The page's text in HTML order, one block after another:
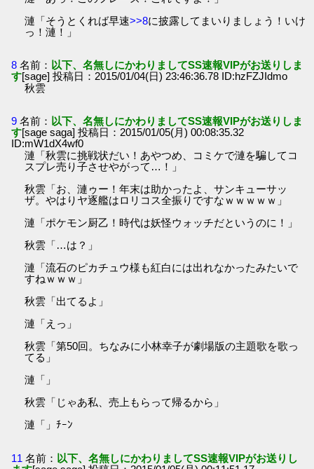
漣「そうとくれば早速>>8に披露してまいりましょう！いけ
っ！漣！」
8 名前： 以下、名無しにかわりましてSS速報VIPがお送りしま
す[sage] 投稿日：2015/01/04(日) 23:46:36.78 ID:hzFZJIdmo
秋雲
9 名前： 以下、名無しにかわりましてSS速報VIPがお送りしま
す[sage saga] 投稿日：2015/01/05(月) 00:08:35.32
ID:mW1dX4wf0
漣「秋雲に挑戦状だい！あやつめ、コミケで漣を騙してコ
スプレ売り子させやがって…！」
秋雲「お、漣ゥー！年末は助かったよ、サンキューサッ
ザ。やはりヤ逐艦はロリコス全振りですなｗｗｗｗｗ」
漣「ポケモン厨乙！時代は妖怪ウォッチだというのに！」
秋雲「…は？」
漣「流石のピカチュウ様も紅白には出れなかったみたいで
すねｗｗｗ」
秋雲「出てるよ」
漣「えっ」
秋雲「第50回。ちなみに小林幸子が劇場版の主題歌を歌っ
てる」
漣「」
秋雲「じゃあ私、売上もらって帰るから」
漣「」ﾁｰﾝ
11 名前： 以下、名無しにかわりましてSS速報VIPがお送りし